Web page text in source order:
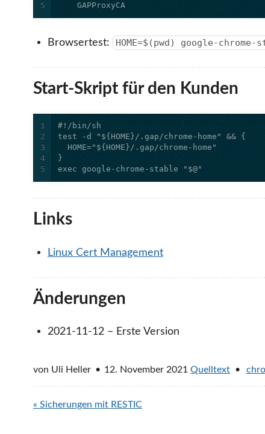
5
GAPProxyCA
Browsertest: HOME=$(pwd) google-chrome-
Start-Skript für den Kunden
1
2
3
4
5
exec google-chrome-stable "$@"
Links
Linux Cert Management
Änderungen
2021-11-12 – Erste Version
von Uli Heller 12. November 2021 Quelltext
« Sicherungen mit RESTIC